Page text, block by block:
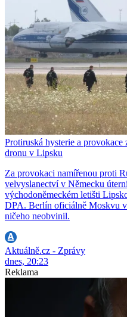
Protiruská hysterie a
dronu v Lipsku
Za provokaci namířenou proti
velvyslanectví v Německu
východoněmeckém letišti
DPA. Berlín oficiálně Moskvu
ničeho neobvinil.
Aktuálně.cz - Zprávy
dnes, 20:23
Reklama